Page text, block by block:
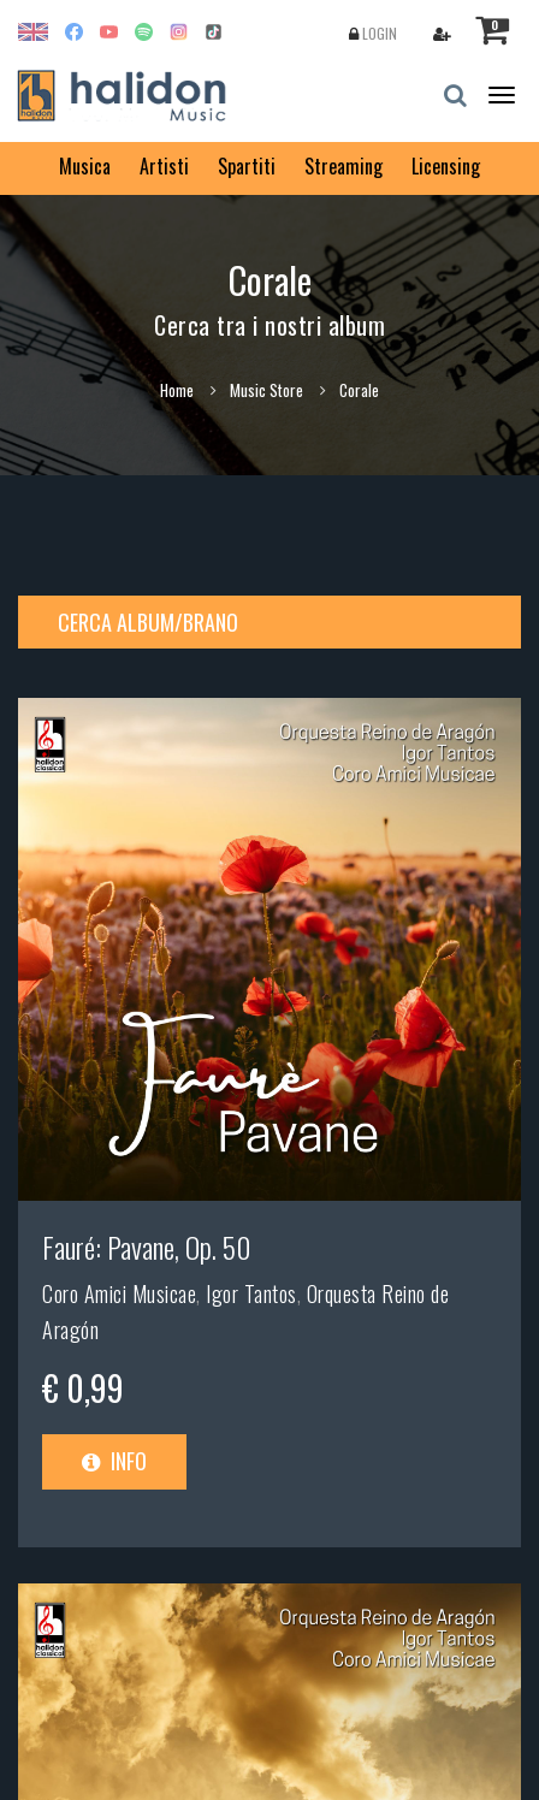
0
LOGIN
Musica Artisti Spartiti Streaming Licensing
Corale
Cerca tra i nostri album
Home Music Store Corale
CERCA ALBUM/BRANO
Fauré: Pavane, Op. 50
Coro Amici Musicae, Igor Tantos, Orquesta Reino de
Aragón
€ 0,99
INFO